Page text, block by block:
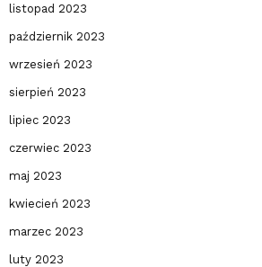
listopad 2023
październik 2023
wrzesień 2023
sierpień 2023
lipiec 2023
czerwiec 2023
maj 2023
kwiecień 2023
marzec 2023
luty 2023